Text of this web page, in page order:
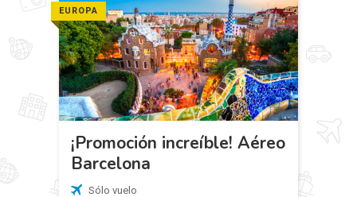
EUROPA
¡Promoción increíble! Aéreo
Barcelona
Sólo vuelo